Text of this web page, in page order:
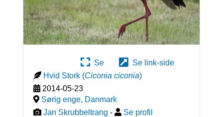
Se
Se link-side
Hvid Stork (Ciconia ciconia)
2014-05-23
Sørig enge, Danmark
Jan Skrubbeltrang - Se profil